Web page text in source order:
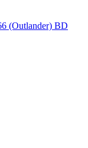
(Outlander) BD